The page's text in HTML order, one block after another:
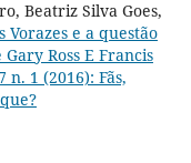
Beatriz Silva Goes,
Vorazes e a questão
Ross E Francis
n. 1 (2016): Fãs,